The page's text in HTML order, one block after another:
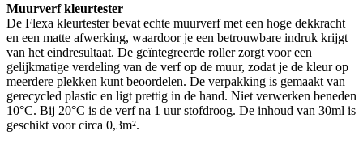
Muurverf kleurtester
De Flexa kleurtester bevat echte muurverf met een hoge dekkracht
en een matte afwerking, waardoor je een betrouwbare indruk krijgt
van het eindresultaat. De geïntegreerde roller zorgt voor een
gelijkmatige verdeling van de verf op de muur, zodat je de kleur op
meerdere plekken kunt beoordelen. De verpakking is gemaakt van
gerecycled plastic en ligt prettig in de hand. Niet verwerken beneden
10°C. Bij 20°C is de verf na 1 uur stofdroog. De inhoud van 30ml is
geschikt voor circa 0,3m².